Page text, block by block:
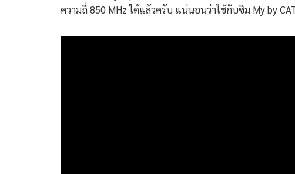
ความถี่ 850 MHz ได้แล้วครับ แน่นอนว่าใช้กับซิม My by